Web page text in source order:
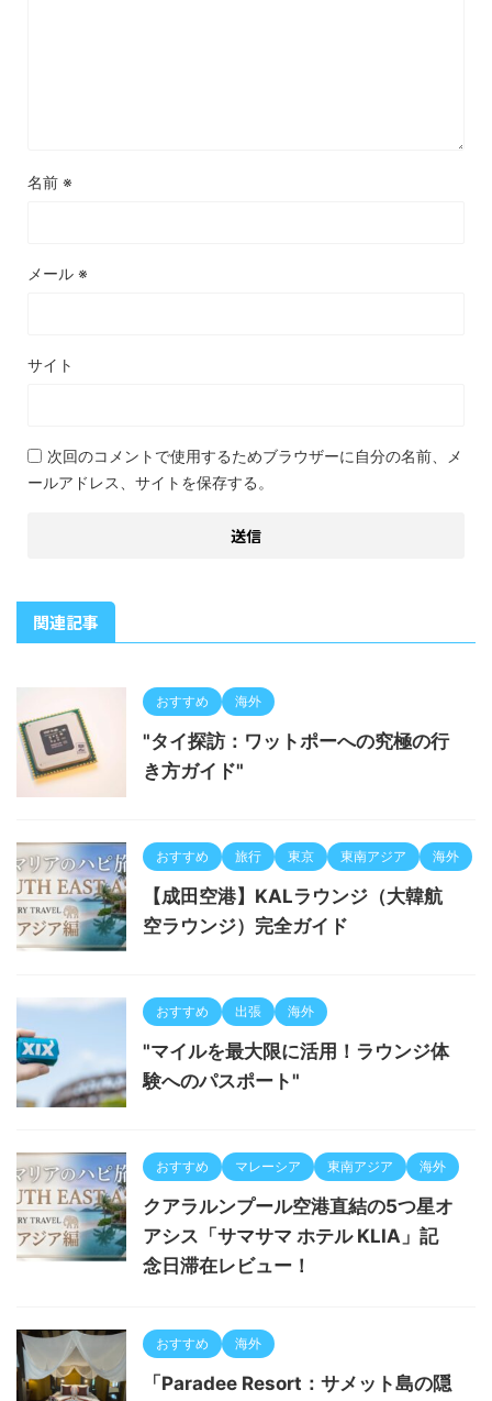
名前 ※
メール ※
サイト
次回のコメントで使用するためブラウザーに自分の名前、メ
ールアドレス、サイトを保存する。
関連記事
おすすめ 海外
"タイ探訪：ワットポーへの究極の行
き方ガイド"
おすすめ 旅行 東京 東南アジア 海外
【成田空港】KALラウンジ（大韓航
空ラウンジ）完全ガイド
おすすめ 出張 海外
"マイルを最大限に活用！ラウンジ体
験へのパスポート"
おすすめ マレーシア 東南アジア 海外
クアラルンプール空港直結の5つ星オ
アシス「サマサマ ホテル KLIA」記
念日滞在レビュー！
おすすめ 海外
「Paradee Resort：サメット島の隠